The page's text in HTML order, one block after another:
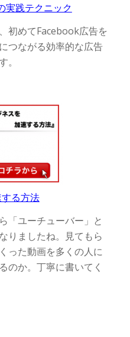
実践テクニック
初めてFacebook広告を
つながる効率的な広告
。
る方法
「ユーチューバー」と
りましたね。見てもら
った動画を多くの人に
のか。丁寧に書いてく